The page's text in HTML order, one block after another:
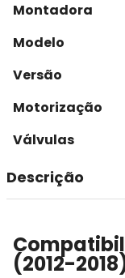
Montadora
Modelo
Versão
Motorização
Válvulas
Descrição
(2012-